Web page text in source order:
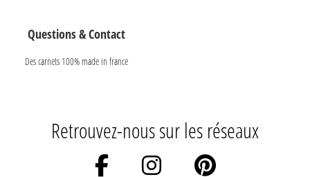
Questions & Contact
Des carnets 100% made in france
Retrouvez-nous sur les réseaux